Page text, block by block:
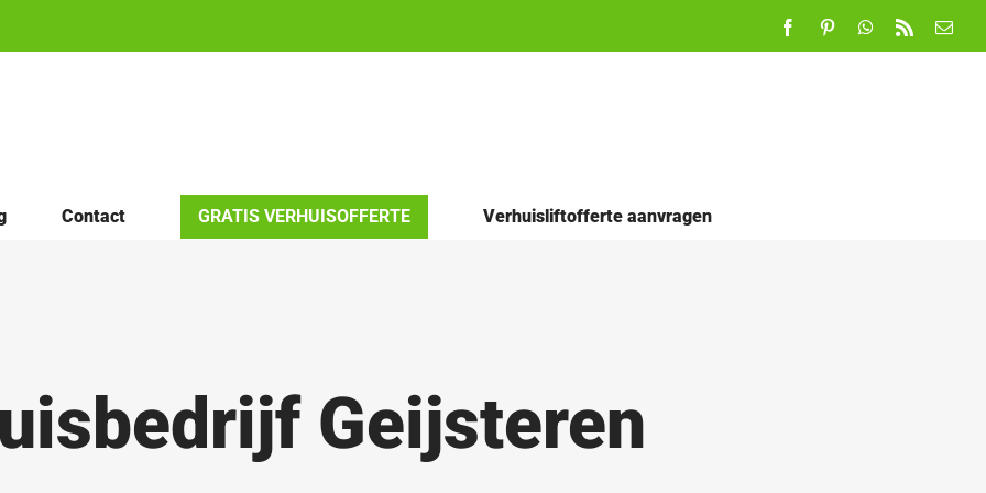
FacebookPinterestWhatsApp
Rss
E-
Contact GRATIS VERHUISOFFERTE Verhuisliftofferte aanvragen
Geijsteren